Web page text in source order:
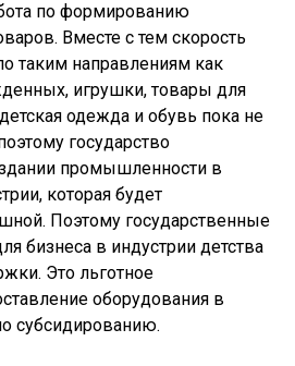
по формированию
Вместе с тем скорость
таким направлениям как
игрушки, товары для
одежда и обувь пока не
государство
промышленности в
которая будет
Поэтому государственные
бизнеса в индустрии детства
Это льготное
оборудования в
субсидированию.